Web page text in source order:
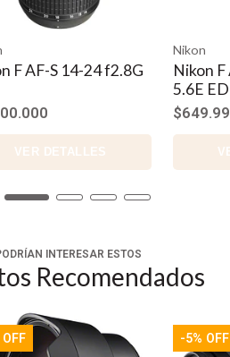
Nikon F AF-P 70-300 f4.5-
$649.990
VER DETALLES
INTERESAR ESTOS
Recomendados
-5% OFF